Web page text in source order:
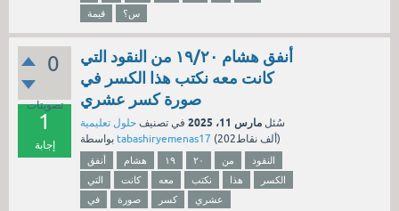
قيمة
س؟
0
تصويتات
1
إجابة
أنفق هشام ١٩/٢٠ من النقود التي
كانت معه نكتب هذا الكسر في
صورة كسر عشري
سُئل مارس 11، 2025 في تصنيف حلول تعليمية
tabashiryemenas17 ( 202ألفنقاط)
أنفق هشام ١٩ ٢٠ من
النقود
التي
كانت معه نكتب هذا
الكسر
في
صورة كسر عشري